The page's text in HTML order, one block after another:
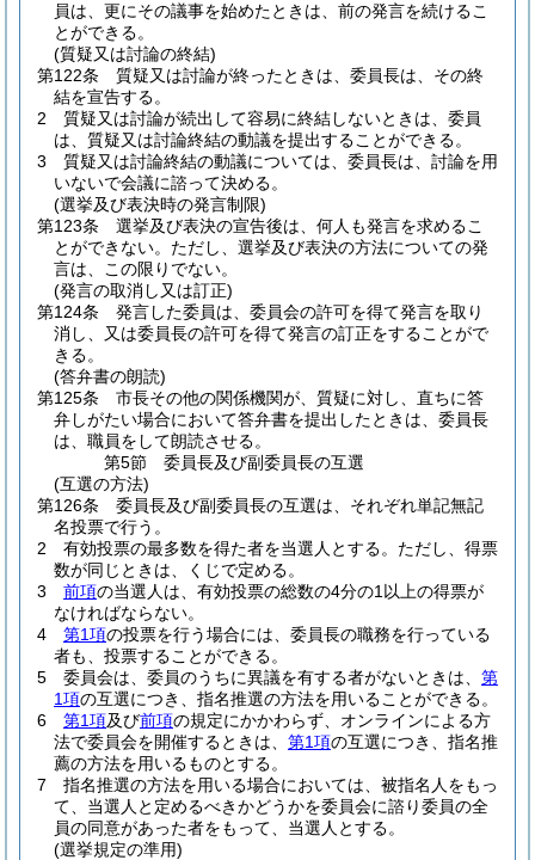
員は、更にその議事を始めたときは、前の発言を続けるこ
とができる。
(質疑又は討論の終結)
第122条
質疑又は討論が終ったときは、委員長は、その終
結を宣告する。
2
質疑又は討論が続出して容易に終結しないときは、委員
は、質疑又は討論終結の動議を提出することができる。
3
質疑又は討論終結の動議については、委員長は、討論を用
いないで会議に諮って決める。
(選挙及び表決時の発言制限)
第123条
選挙及び表決の宣告後は、何人も発言を求めるこ
とができない。 ただし、選挙及び表決の方法についての発
言は、この限りでない。
(発言の取消し又は訂正)
第124条
発言した委員は、委員会の許可を得て発言を取り
消し、又は委員長の許可を得て発言の訂正をすることがで
きる。
(答弁書の朗読)
第125条
市長その他の関係機関が、質疑に対し、直ちに答
弁しがたい場合において答弁書を提出したときは、委員長
は、職員をして朗読させる。
第5節
委員長及び副委員長の互選
(互選の方法)
第126条
委員長及び副委員長の互選は、それぞれ単記無記
名投票で行う。
2
有効投票の最多数を得た者を当選人とする。 ただし、得票
数が同じときは、くじで定める。
3
前項の当選人は、有効投票の総数の4分の1以上の得票が
なければならない。
4
第1項の投票を行う場合には、委員長の職務を行っている
者も、投票することができる。
5
委員会は、委員のうちに異議を有する者がないときは、 第
1項の互選につき、指名推選の方法を用いることができる。
6
第1項及び前項の規定にかかわらず、オンラインによる方
法で委員会を開催するときは、 第1項の互選につき、指名推
薦の方法を用いるものとする。
7
指名推選の方法を用いる場合においては、被指名人をもっ
て、当選人と定めるべきかどうかを委員会に諮り委員の全
員の同意があった者をもって、当選人とする。
(選挙規定の準用)